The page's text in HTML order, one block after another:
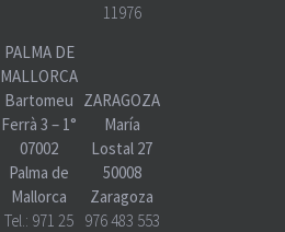
PALMA DE
MALLORCA
Bartomeu
Ferrà 3 – 1°
07002
Palma de
Mallorca
Tel.: 971 25
11976
ZARAGOZA
María
Lostal 27
50008
Zaragoza
976 483 553